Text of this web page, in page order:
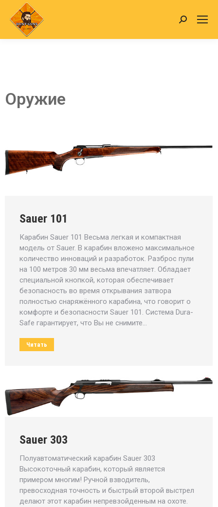
Оружие
Sauer 101
Карабин Sauer 101 Весьма легкая и компактная
модель от Sauer. В карабин вложено максимальное
количество инноваций и разработок. Разброс пули
на 100 метров 30 мм весьма впечатляет. Обладает
специальной кнопкой, которая обеспечивает
безопасность во время открывания затвора
полностью снаряжённого карабина, что говорит о
комфорте и безопасности Sauer 101. Система Dura-
Safe гарантирует, что Вы не снимите…
Читать
Sauer 303
Полуавтоматический карабин Sauer 303
Высокоточный карабин, который является
примером многим! Ручной взводитель,
превосходная точность и быстрый второй выстрел
делают этот карабин непревзойденным на охоте.